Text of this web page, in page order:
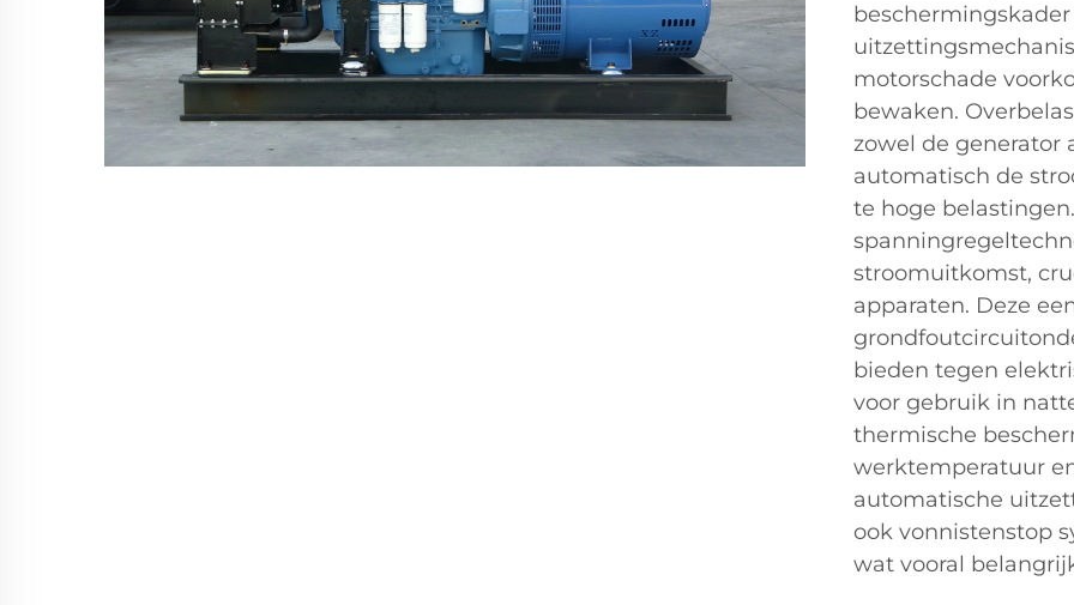
motorschade
bewaken.
zowel de generator
automatisch de
te hoge
stroomuitkomst,
apparaten. Deze
bieden tegen
voor gebruik in
thermische
werktemperatuur
automatische
ook vonnistenstop
wat vooral